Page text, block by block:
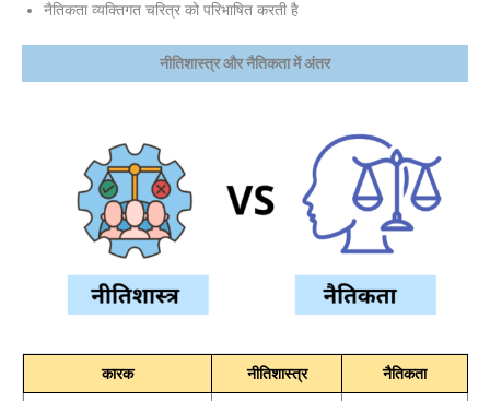
नैतिकता व्यक्तिगत चरित्र को परिभाषित करती है
नीतिशास्त्र और नैतिकता में अंतर
कारक नीतिशास्त्र नैतिकता